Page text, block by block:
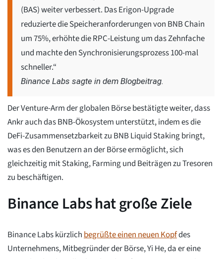
(BAS) weiter verbessert. Das Erigon-Upgrade
reduzierte die Speicheranforderungen von BNB Chain
um 75%, erhöhte die RPC-Leistung um das Zehnfache
und machte den Synchronisierungsprozess 100-mal
schneller.“
Binance Labs sagte in dem Blogbeitrag.
Der Venture-Arm der globalen Börse bestätigte weiter, dass
Ankr auch das BNB-Ökosystem unterstützt, indem es die
DeFi-Zusammensetzbarkeit zu BNB Liquid Staking bringt,
was es den Benutzern an der Börse ermöglicht, sich
gleichzeitig mit Staking, Farming und Beiträgen zu Tresoren
zu beschäftigen.
Binance Labs hat große Ziele
Binance Labs kürzlichbegrüßte einen neuen Kopfdes
Unternehmens, Mitbegründer der Börse, Yi He, da er eine